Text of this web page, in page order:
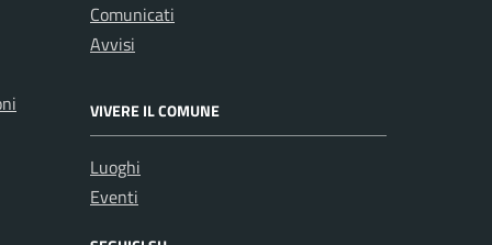
Comunicati
Avvisi
VIVERE IL COMUNE
Luoghi
Eventi